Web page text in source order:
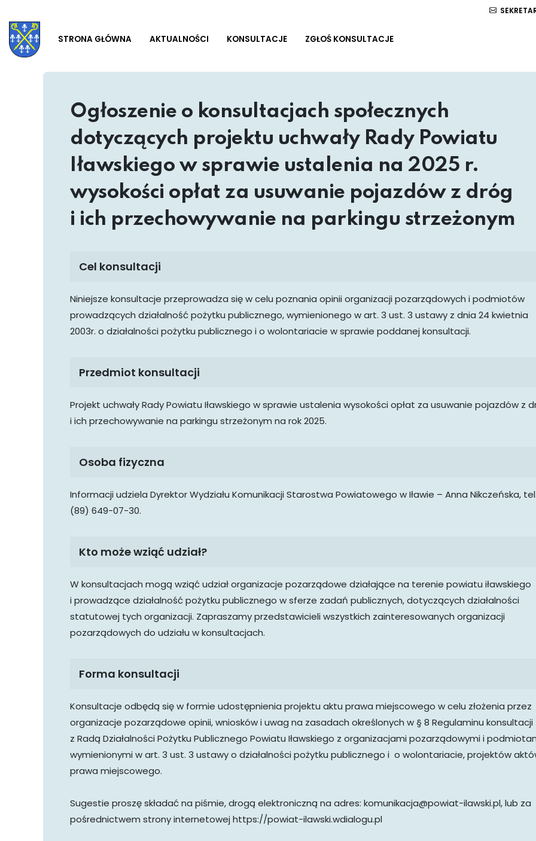
STRONA GŁÓWNA AKTUALNOŚCI KONSULTACJE ZGŁOŚ KONSULTACJE
Ogłoszenie o konsultacjach społecznych
dotyczących projektu uchwały Rady Powiatu
Iławskiego w sprawie ustalenia na 2025 r.
wysokości opłat za usuwanie pojazdów z dróg
i ich przechowywanie na parkingu strzeżonym
Cel konsultacji
Niniejsze konsultacje przeprowadza się w celu poznania opinii organizacji pozarządowych i podmiotów
prowadzących działalność pożytku publicznego, wymienionego w art. 3 ust. 3 ustawy z dnia 24 kwietnia
2003r. o działalności pożytku publicznego i o wolontariacie w sprawie poddanej konsultacji.
Przedmiot konsultacji
Projekt uchwały Rady Powiatu Iławskiego w sprawie ustalenia wysokości opłat za usuwanie pojazdów z
i ich przechowywanie na parkingu strzeżonym na rok 2025.
Osoba fizyczna
Informacji udziela Dyrektor Wydziału Komunikacji Starostwa Powiatowego w Iławie – Anna Nikczeńska,
(89) 649-07-30.
Kto może wziąć udział?
W konsultacjach mogą wziąć udział organizacje pozarządowe działające na terenie powiatu iławskiego
i prowadzące działalność pożytku publicznego w sferze zadań publicznych, dotyczących działalności
statutowej tych organizacji. Zapraszamy przedstawicieli wszystkich zainteresowanych organizacji
pozarządowych do udziału w konsultacjach.
Forma konsultacji
Konsultacje odbędą się w formie udostępnienia projektu aktu prawa miejscowego w celu złożenia przez
organizacje pozarządowe opinii, wniosków i uwag na zasadach określonych w § 8 Regulaminu konsultacji
z Radą Działalności Pożytku Publicznego Powiatu Iławskiego z organizacjami pozarządowymi i
wymienionymi w art. 3 ust. 3 ustawy o działalności pożytku publicznego i o wolontariacie, projektów
prawa miejscowego.
Sugestie proszę składać na piśmie, drogą elektroniczną na adres: komunikacja@powiat-ilawski.pl, lub za
pośrednictwem strony internetowej https://powiat-ilawski.wdialogu.pl